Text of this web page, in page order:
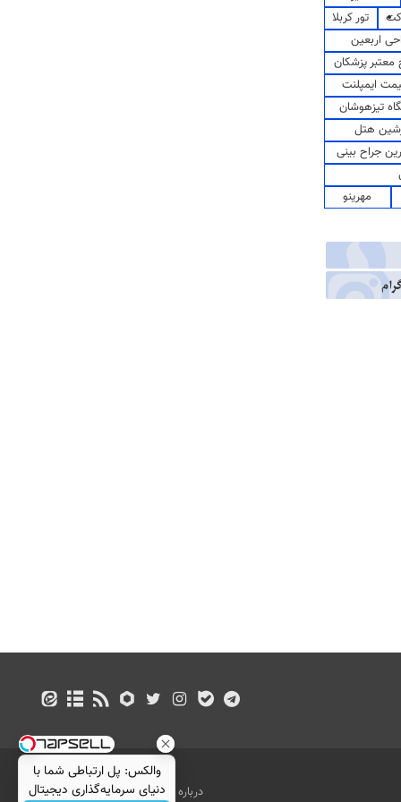
تور کربلا
اربعین
پزشکان
ایمپلنت
تیزهوشان
هتل
جراح بینی
مهرینو
درباره ما تماس با ما بازرگانی
والکس: پل ارتباطی شما با
دنیای سرمایه‌گذاری دیجیتال